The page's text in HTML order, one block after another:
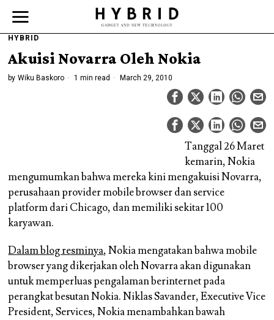
HYBRID
Akuisi Novarra Oleh Nokia
by Wiku Baskoro 1 min read March 29, 2010
Tanggal 26 Maret
kemarin, Nokia
mengumumkan bahwa mereka kini mengakuisi Novarra,
perusahaan provider mobile browser dan service
platform dari Chicago, dan memiliki sekitar 100
karyawan.
Dalam blog resminya, Nokia mengatakan bahwa mobile
browser yang dikerjakan oleh Novarra akan digunakan
untuk memperluas pengalaman berinternet pada
perangkat besutan Nokia. Niklas Savander, Executive Vice
President, Services, Nokia menambahkan bawah